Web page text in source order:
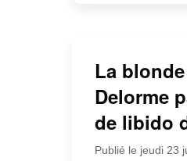
La
Delorme
de libido
Publié le jeudi 23